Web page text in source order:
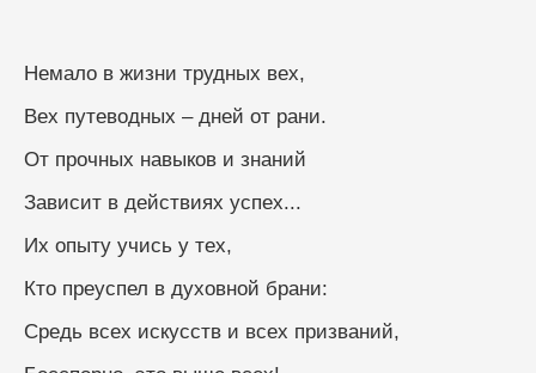
Немало в жизни трудных вех,
Вех путеводных – дней от рани.
От прочных навыков и знаний
Зависит в действиях успех...
Их опыту учись у тех,
Кто преуспел в духовной брани:
Средь всех искусств и всех призваний,